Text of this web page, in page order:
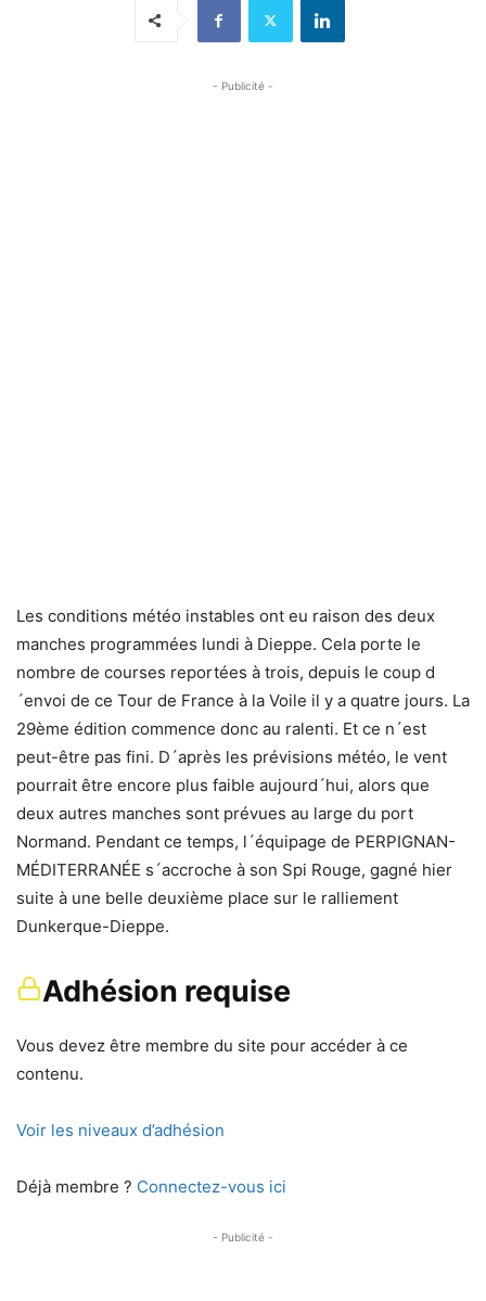
- Publicité -
Les conditions météo instables ont eu raison des deux
manches programmées lundi à Dieppe. Cela porte le
nombre de courses reportées à trois, depuis le coup d
´envoi de ce Tour de France à la Voile il y a quatre jours. La
29ème édition commence donc au ralenti. Et ce n´est
peut-être pas fini. D´après les prévisions météo, le vent
pourrait être encore plus faible aujourd´hui, alors que
deux autres manches sont prévues au large du port
Normand. Pendant ce temps, l´équipage de PERPIGNAN-
MÉDITERRANÉE s´accroche à son Spi Rouge, gagné hier
suite à une belle deuxième place sur le ralliement
Dunkerque-Dieppe.
Adhésion requise
Vous devez être membre du site pour accéder à ce
contenu.
Voir les niveaux d’adhésion
Déjà membre ? Connectez-vous ici
- Publicité -